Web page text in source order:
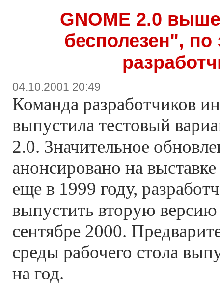
GNOME 2.0
бесполезен",
04.10.2001 20:49
Команда разработчиков
выпустила тестовый
2.0. Значительное
анонсировано на
еще в 1999 году,
выпустить вторую
сентябре 2000.
среды рабочего стола
на год.